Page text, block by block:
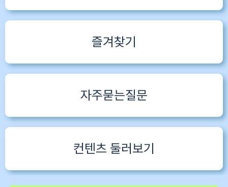
즐겨찾기
자주묻는질문
컨텐츠 둘러보기